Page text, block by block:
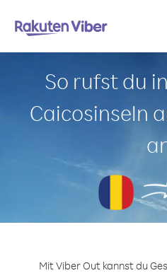
So rufst du
Caicosinseln
Mit Viber Out kannst du